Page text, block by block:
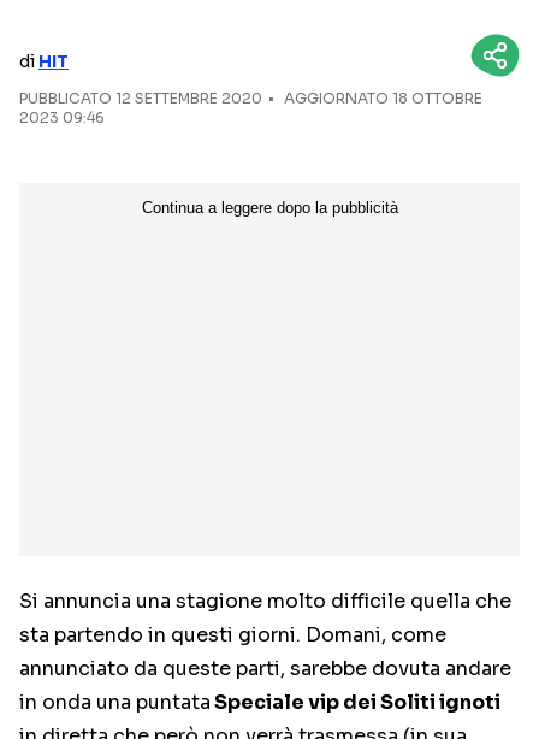
DISNEY+
di HIT
PUBBLICATO 12 SETTEMBRE 2020
AGGIORNATO 18 OTTOBRE
2023 09:46
Si annuncia una stagione molto difficile quella che
sta partendo in questi giorni. Domani, come
annunciato da queste parti, sarebbe dovuta andare
in onda una puntataSpeciale vip dei Soliti ignoti